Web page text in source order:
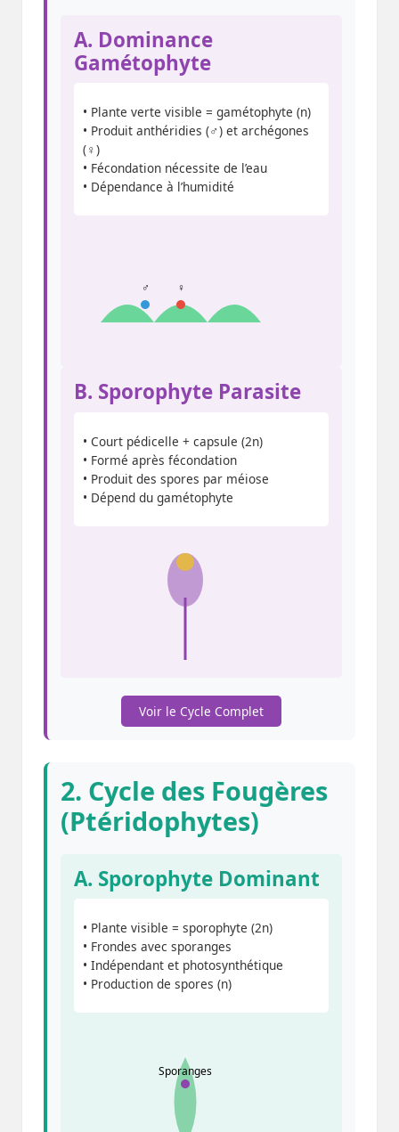
A. Dominance
Gamétophyte
• Plante verte visible = gamétophyte (n)
• Produit anthéridies (♂) et archégones
(♀)
• Fécondation nécessite de l’eau
• Dépendance à l’humidité
♂ ♀
B. Sporophyte Parasite
• Court pédicelle + capsule (2n)
• Formé après fécondation
• Produit des spores par méiose
• Dépend du gamétophyte
Voir le Cycle Complet
2. Cycle des Fougères
(Ptéridophytes)
A. Sporophyte Dominant
• Plante visible = sporophyte (2n)
• Frondes avec sporanges
• Indépendant et photosynthétique
• Production de spores (n)
Sporanges